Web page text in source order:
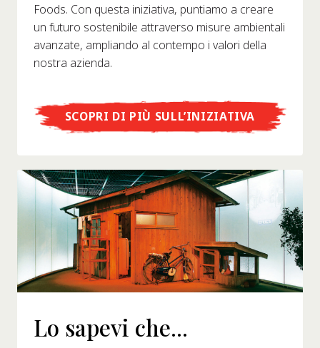
Foods. Con questa iniziativa, puntiamo a creare
un futuro sostenibile attraverso misure ambientali
avanzate, ampliando al contempo i valori della
nostra azienda.
SCOPRI DI PIÙ SULL’INIZIATIVA
Lo sapevi che...